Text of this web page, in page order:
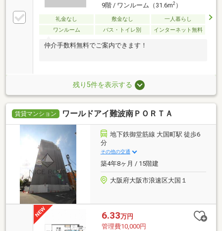
9階 / ワンルーム（31.6m2）
礼金なし 敷金なし
一人暮らし
ワンルーム
バス・トイレ別 インターネット無料
仲介手数料無料でご案内できます！
残り5件を表示する
賃貸マンション ワールドアイ難波南ＰＯＲＴＡ
地下鉄御堂筋線 大国町駅 徒歩6
分
その他の交通
築4年8ヶ月 / 15階建
大阪府大阪市浪速区大国１
6.33万円
管理費10,000円